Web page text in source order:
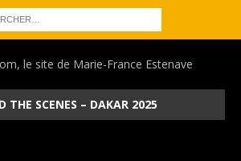
THE SCENES – DAKAR 2025